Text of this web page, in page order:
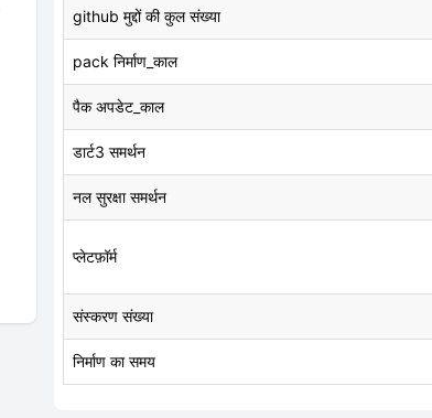
github मुद्दों की कुल संख्या
pack निर्माण_काल
पैक अपडेट_काल
डार्ट3 समर्थन
नल सुरक्षा समर्थन
प्लेटफ़ॉर्म
संस्करण संख्या
निर्माण का समय